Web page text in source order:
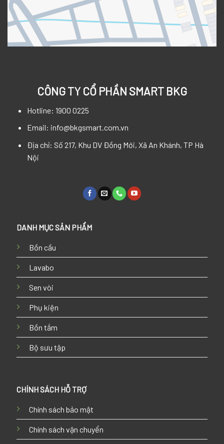
CÔNG TY CỔ PHẦN SMART BKG
Hotline: 1900 0225
Email: info@bkgsmart.com.vn
Địa chỉ: Số 217, Khu DV Đồng Mới, Xã An Khánh, TP Hà
Nội
DANH MỤC SẢN PHẨM
Bồn cầu
Lavabo
Sen vòi
Phụ kiện
Bồn tắm
Bộ sưu tập
CHÍNH SÁCH HỖ TRỢ
Chính sách bảo mật
Chính sách vận chuyển